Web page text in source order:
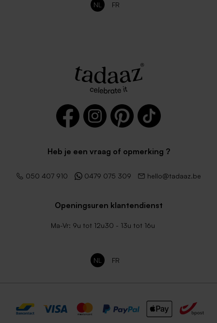
NL FR
Heb je een vraag of opmerking ?
050 407 910 0479 075 309 hello@tadaaz.be
Openingsuren klantendienst
Ma-Vr: 9u tot 12u30 - 13u tot 16u
NL FR